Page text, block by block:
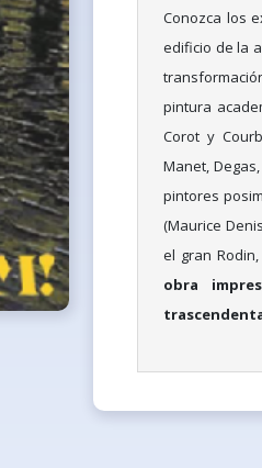
Conozca los
edificio de la
pintura
Corot y
Manet,
pintores
(Maurice
el gran
obra